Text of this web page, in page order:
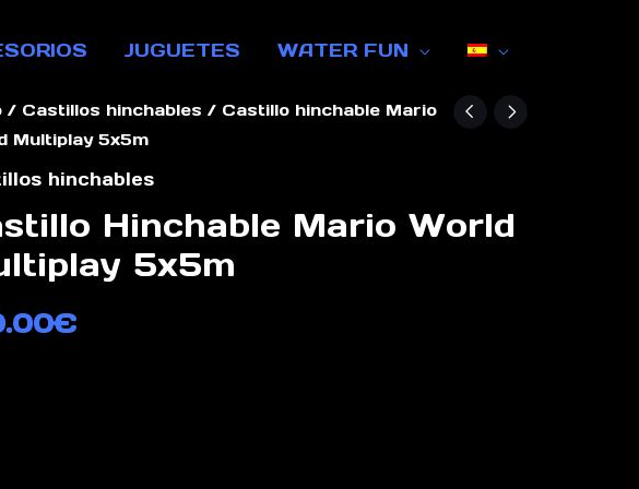
JUGUETES WATER FUN
/ Castillos hinchables / Castillo hinchable Mario
Multiplay 5x5m
hinchables
Hinchable Mario World
5x5m
€